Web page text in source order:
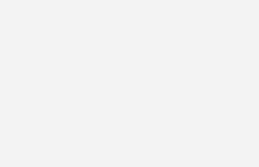
neben der Gerätetechnik vor allem die
überprüft und auf den aktuellen